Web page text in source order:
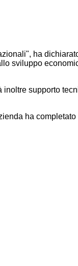
ha
sviluppo
supporto
ha completato